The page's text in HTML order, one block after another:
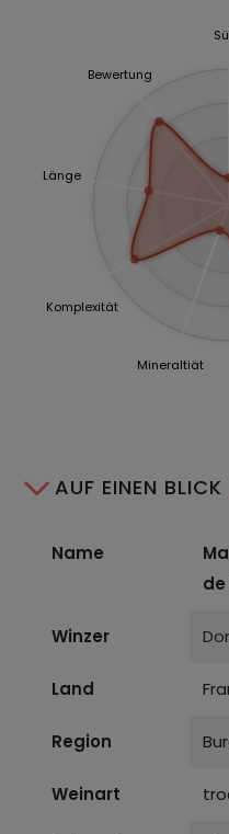
Mineraltiät
Komplexität
Länge
Bewertung
AUF EINEN BLICK
Name
de
Winzer
Land
Region
Weinart